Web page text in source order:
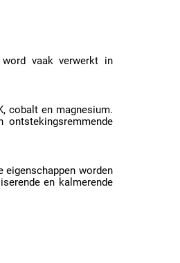
vaak verwerkt in
cobalt en magnesium.
eigenschappen worden
en kalmerende